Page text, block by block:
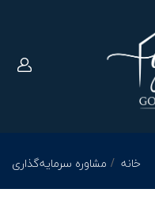
خانه مشاوره سرمایه‌گذاری